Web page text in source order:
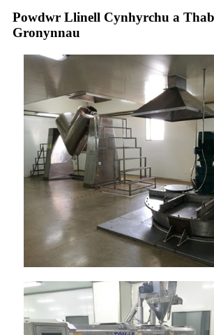
Powdwr Llinell Cynhyrchu a
Gronynnau